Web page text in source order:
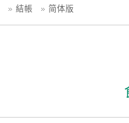
結帳 简体版